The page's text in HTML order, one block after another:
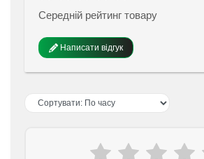
Середній рейтинг товару
Написати відгук